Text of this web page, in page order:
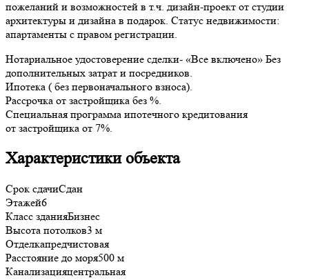
пожеланий и возможностей в т.ч. дизайн-проект от студии
архитектуры и дизайна в подарок. Статус недвижимости:
апартаменты с правом регистрации.
Нотариальное удостоверение сделки- «Все включено» Без
дополнительных затрат и посредников.
Ипотека ( без первоначального взноса).
Рассрочка от застройщика без %.
Специальная программа ипотечного кредитования
от застройщика от 7%.
Характеристики объекта
Срок сдачиСдан
Этажей6
Класс зданияБизнес
Высота потолков3 м
Отделкапредчистовая
Расстояние до моря500 м
Канализацияцентральная